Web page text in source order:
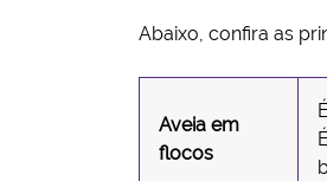
Abaixo, confira as
Aveia em
flocos